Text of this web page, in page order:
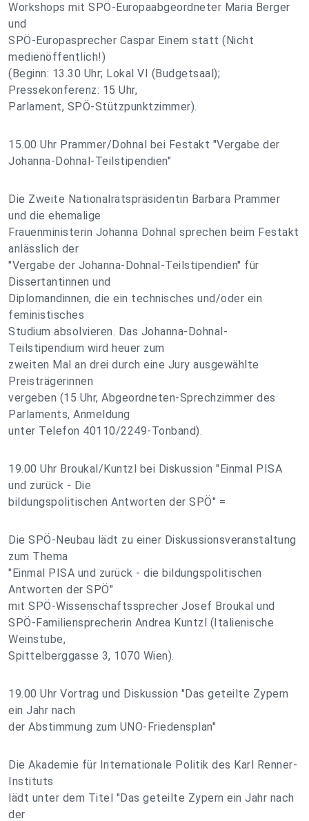
Workshops mit SPÖ-Europaabgeordneter Maria Berger
und
SPÖ-Europasprecher Caspar Einem statt (Nicht
medienöffentlich!)
(Beginn: 13.30 Uhr; Lokal VI (Budgetsaal);
Pressekonferenz: 15 Uhr,
Parlament, SPÖ-Stützpunktzimmer).
15.00 Uhr Prammer/Dohnal bei Festakt "Vergabe der
Johanna-Dohnal-Teilstipendien"
Die Zweite Nationalratspräsidentin Barbara Prammer
und die ehemalige
Frauenministerin Johanna Dohnal sprechen beim Festakt
anlässlich der
"Vergabe der Johanna-Dohnal-Teilstipendien" für
Dissertantinnen und
Diplomandinnen, die ein technisches und/oder ein
feministisches
Studium absolvieren. Das Johanna-Dohnal-
Teilstipendium wird heuer zum
zweiten Mal an drei durch eine Jury ausgewählte
Preisträgerinnen
vergeben (15 Uhr, Abgeordneten-Sprechzimmer des
Parlaments, Anmeldung
unter Telefon 40110/2249-Tonband).
19.00 Uhr Broukal/Kuntzl bei Diskussion "Einmal PISA
und zurück - Die
bildungspolitischen Antworten der SPÖ" =
Die SPÖ-Neubau lädt zu einer Diskussionsveranstaltung
zum Thema
"Einmal PISA und zurück - die bildungspolitischen
Antworten der SPÖ"
mit SPÖ-Wissenschaftssprecher Josef Broukal und
SPÖ-Familiensprecherin Andrea Kuntzl (Italienische
Weinstube,
Spittelberggasse 3, 1070 Wien).
19.00 Uhr Vortrag und Diskussion "Das geteilte Zypern
ein Jahr nach
der Abstimmung zum UNO-Friedensplan"
Die Akademie für Internationale Politik des Karl Renner-
Instituts
lädt unter dem Titel "Das geteilte Zypern ein Jahr nach
der